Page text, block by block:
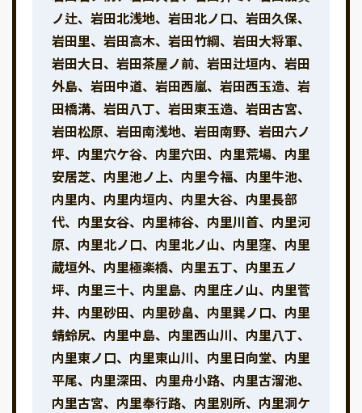
ノ辻、岩田北浅地、岩田北ノ口、岩田久保、
岩田里、岩田高木、岩田竹綱、岩田大将軍、
岩田大日、岩田茶屋ノ前、岩田辻垣内、岩田
外島、岩田中道、岩田西嵐、岩田西玉造、岩
田橋溝、岩田八丁、岩田東玉造、岩田古宮、
岩田松原、岩田南浅地、岩田南野、岩田六ノ
坪、内里穴ケ谷、内里穴田、内里荒場、内里
安居芝、内里池ノ上、内里今福、内里牛池、
内里内、内里内垣内、内里大谷、内里長部
代、内里女谷、内里柿谷、内里川首、内里河
原、内里北ノ口、内里北ノ山、内里窪、内里
蔵垣外、内里極楽橋、内里五丁、内里五ノ
坪、内里三十、内里島、内里庄ノ山、内里菅
井、内里砂田、内里砂畠、内里巽ノ口、内里
蜻蛉尻、内里中島、内里西山川、内里八丁、
内里東ノ口、内里東山川、内里日向堂、内里
平尾、内里深田、内里舟小路、内里古溜池、
内里古宮、内里奉行路、内里別所、内里洞ケ